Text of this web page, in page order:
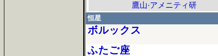
鷹山·アメニティ研
恒星
ボルックス
ふたご座